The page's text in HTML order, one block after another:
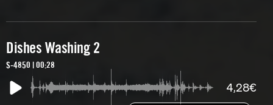
Dishes Washing 2
S-4850 | 00:28
4,28€